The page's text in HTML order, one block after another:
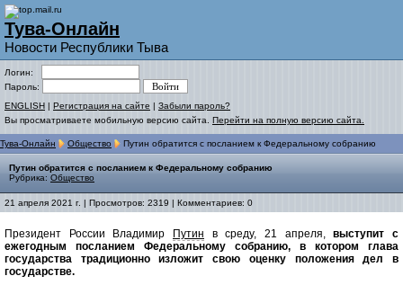
Тува-Онлайн
Новости Республики Тыва
Логин:
Пароль:
ENGLISH | Регистрация на сайте | Забыли пароль?
Вы просматриваете мобильную версию сайта. Перейти на полную версию сайта.
Тува-Онлайн Общество Путин обратится с посланием к Федеральному собранию
Путин обратится с посланием к Федеральному собранию
Рубрика: Общество
21 апреля 2021 г. | Просмотров: 2319 | Комментариев: 0
Президент России Владимир Путин в среду, 21 апреля,выступит с
ежегодным посланием Федеральному собранию, в котором глава
государства традиционно изложит свою оценку положения дел в
государстве.